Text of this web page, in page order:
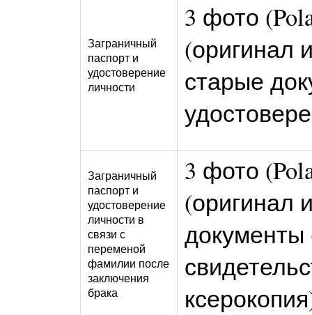
Заграничный
паспорт и
удостоверение
личности
3 фото
(оригинал
старые
Заграничный
паспорт и
удостоверение
личности в
связи с
переменой
фамилии после
заключения
брака
3 фото
(оригинал
документы